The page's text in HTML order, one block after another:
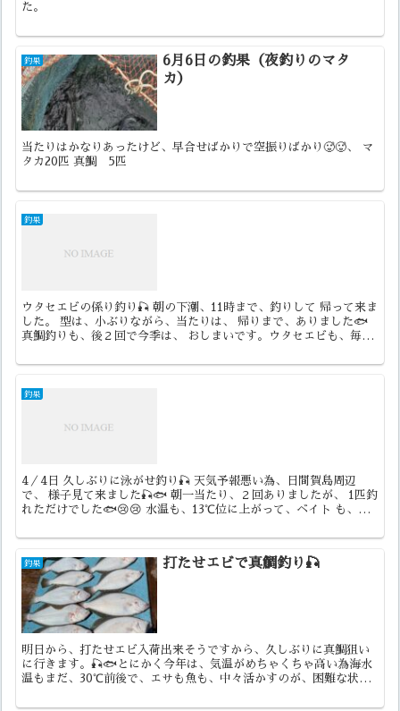
た。
釣果
6月6日の釣果（夜釣りのマタ
カ）
当たりはかなりあったけど、早合せばかりで空振りばかり🥵🥵、 マ
タカ20匹 真鯛 5匹
釣果
ウタセエビの係り釣り🎣 朝の下潮、11時まで、釣りして 帰って来ま
した。 型は、小ぶりながら、当たりは、 帰りまで、ありました🐟
真鯛釣りも、後２回で今季は、 おしまいです。ウタセエビも、毎年
釣果
4／4日 久しぶりに泳がせ釣り🎣 天気予報悪い為、日間賀島周辺
で、 様子見て来ました🎣🐟 朝一当たり、２回ありましたが、 1匹釣
れただけでした🐟😢😢 水温も、13℃位に上がって、ベイト も、
釣果 打たせエビで真鯛釣り🎣
明日から、打たせエビ入荷出来そうですから、久しぶりに真鯛狙い
に行きます。🎣🐟とにかく今年は、気温がめちゃくちゃ高い為海水
温もまだ、30℃前後で、エサも魚も、中々活かすのが、困難な状態